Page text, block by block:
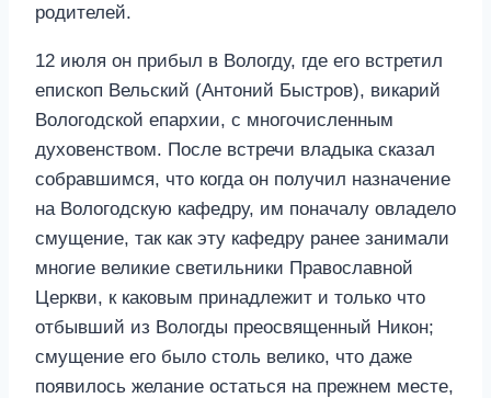
родителей.
12 июля он прибыл в Вологду, где его встретил
епископ Вельский (Антоний Быстров), викарий
Вологодской епархии, с многочисленным
духовенством. После встречи владыка сказал
собравшимся, что когда он получил назначение
на Вологодскую кафедру, им поначалу овладело
смущение, так как эту кафедру ранее занимали
многие великие светильники Православной
Церкви, к каковым принадлежит и только что
отбывший из Вологды преосвященный Никон;
смущение его было столь велико, что даже
появилось желание остаться на прежнем месте,